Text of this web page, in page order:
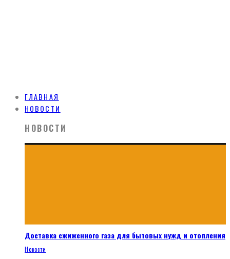
ГЛАВНАЯ
НОВОСТИ
НОВОСТИ
Доставка сжиженного газа для бытовых нужд и отопления
Новости